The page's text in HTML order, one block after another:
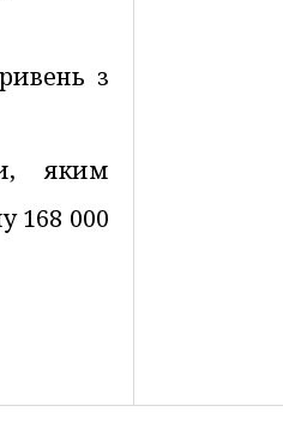
з
яким
168 000